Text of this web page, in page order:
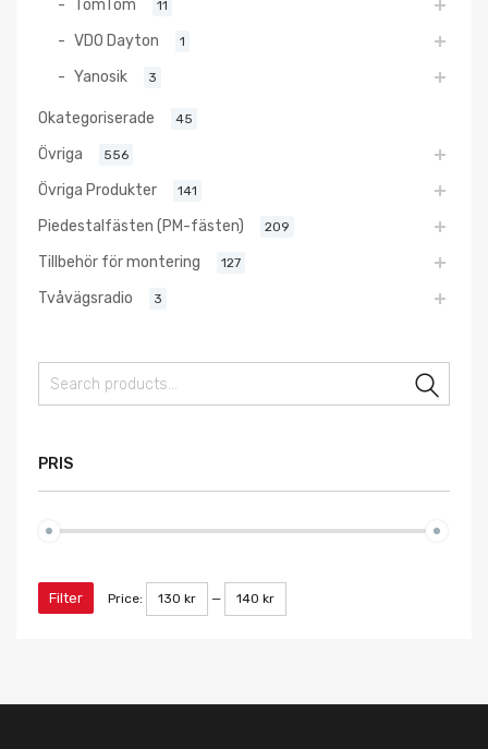
TomTom 11
VDO Dayton 1
Yanosik 3
Okategoriserade 45
Övriga 556
Övriga Produkter 141
Piedestalfästen (PM-fästen) 209
Tillbehör för montering 127
Tvåvägsradio 3
PRIS
Filter Price: 130 kr — 140 kr